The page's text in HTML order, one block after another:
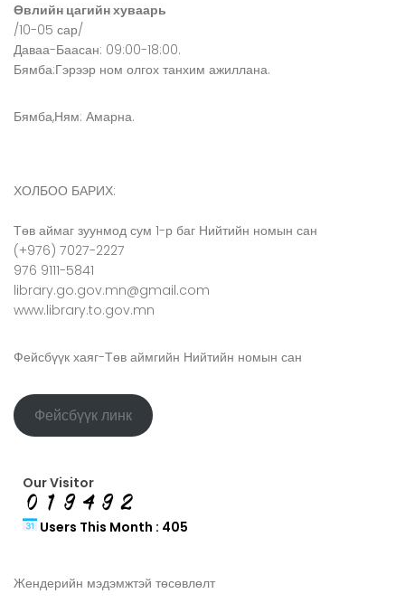
Өвлийн цагийн хуваарь
/10-05 сар/
Даваа-Баасан: 09:00-18:00.
Бямба:Гэрээр ном олгох танхим ажиллана.
Бямба,Ням: Амарна.
ХОЛБОО БАРИХ:
Төв аймаг зуунмод сум 1-р баг Нийтийн номын сан
(+976) 7027-2227
976 9111-5841
library.go.gov.mn@gmail.com
www.library.to.gov.mn
Фейсбүүк хаяг-Төв аймгийн Нийтийн номын сан
Фейсбүүк линк
Our Visitor
Users This Month : 405
Жендерийн мэдэмжтэй төсөвлөлт